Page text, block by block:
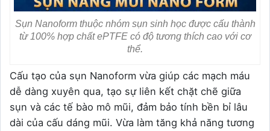
Sụn Nanoform thuộc nhóm sụn sinh học được cấu thành
từ 100% hợp chất ePTFE có độ tương thích cao với cơ
thể.
Cấu tạo của sụn Nanoform vừa giúp các mạch máu
dễ dàng xuyên qua, tạo sự liên kết chặt chẽ giữa
sụn và các tế bào mô mũi, đảm bảo tính bền bỉ lâu
dài của cấu dáng mũi. Vừa làm tăng khả năng tương